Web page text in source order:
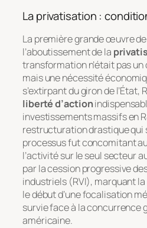
La privatisation :
La première grande œuvre
l’aboutissement de la
transformation n’était pas un
mais une nécessité
s’extirpant du giron de l’État,
liberté d’action
investissements massifs en
restructuration drastique qui
processus fut concomitant
l’activité sur le seul secteur
par la cession progressive
industriels (RVI), marquant
le début d’une focalisation
survie face à la concurrence
américaine.